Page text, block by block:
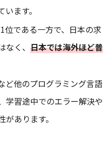
います。
である一方で、日本の求
く、 日本では海外ほど普
ど他のプログラミング言語
学習途中でのエラー解決や
あります。